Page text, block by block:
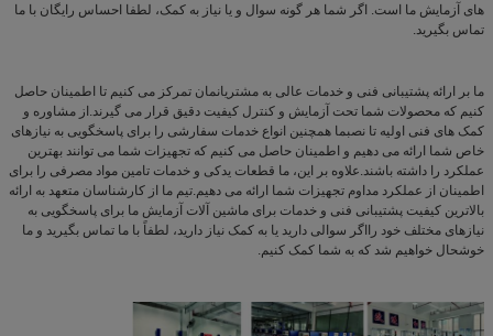
های آزمایش ما است. اگر شما هر گونه سوال و یا نیاز به کمک، لطفا احساس رایگان با ما
تماس بگیرید.
ما بر ارائه پشتیبانی فنی و خدمات عالی به مشتریانمان تمرکز می کنیم تا اطمینان حاصل
کنیم که محصولات شما تحت آزمایش و کنترل کیفیت دقیق قرار می گیرند.از مشاوره و
کمک های فنی اولیه تا نصبما همچنین انواع خدمات سفارشی را برای پاسخگویی به نیازهای
خاص شما ارائه می دهیم و اطمینان حاصل می کنیم که تجهیزات شما می توانند بهترین
عملکرد را داشته باشند.علاوه بر اين، ما قطعات یدکی و خدمات تامین مواد مصرفی را برای
اطمینان از عملکرد مداوم تجهیزات شما ارائه می دهیم.تیم ما از کارشناسان متعهد به ارائه
بالاترین کیفیت پشتیبانی فنی و خدمات برای ماشین آلات آزمایش ما برای پاسخگویی به
نیازهای مختلف خود رااگر سوالی دارید یا به کمک نیاز دارید، لطفاً با ما تماس بگیرید و ما
خوشحال خواهیم شد که به شما کمک کنیم.